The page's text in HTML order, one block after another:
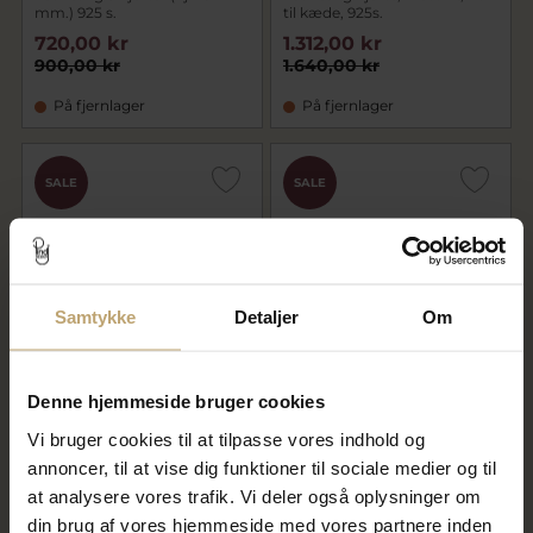
Samtykke Detaljer Om
Denne hjemmeside bruger cookies
Vi bruger cookies til at tilpasse vores indhold og
annoncer, til at vise dig funktioner til sociale medier og til
at analysere vores trafik. Vi deler også oplysninger om
din brug af vores hjemmeside med vores partnere inden
mm.) 925 s.
900,00 kr
720,00 kr
På fjernlager
til kæde, 925s.
1.640,00 kr
1.312,00 kr
På fjernlager
SALE
Vedhæng åbent hjerte, 2
huller til kæde, 925s. (excl.
kæde)
775,00 kr
620,00 kr
På lager
SALE
Vedhæng hjerte, hj. 9,5 mm.
740,00 kr
592,00 kr
På fjernlager